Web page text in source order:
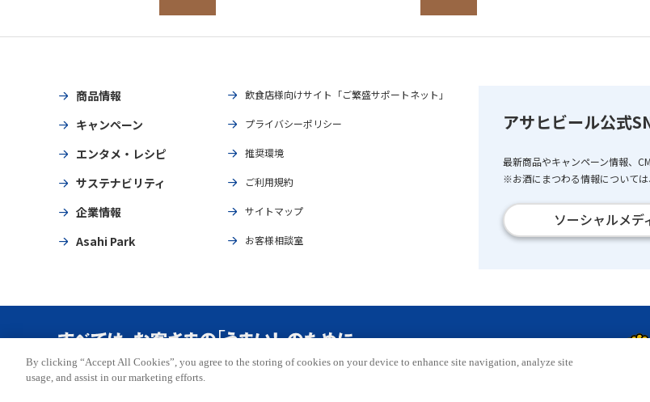
商品情報
キャンペーン
エンタメ・レシピ
サステナビリティ
企業情報
Asahi Park
飲食店様向けサイト「ご繁盛サポートネット」
プライバシーポリシー
推奨環境
ご利用規約
サイトマップ
お客様相談室
アサヒビール公式
最新商品やキャンペーン情報、
※お酒にまつわる情報については
ソーシャルメデ
Copyright © ASAHI BREWERIES, LTD. All rights reserved.
By clicking “Accept All Cookies”, you agree to the storing of cookies on your device to enhance site navigation, analyze site
usage, and assist in our marketing efforts.